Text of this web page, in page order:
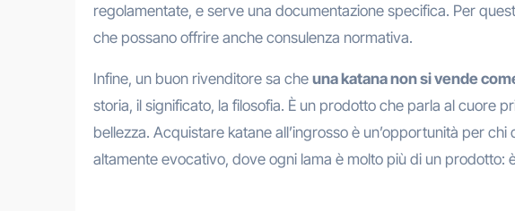
regolamentate, e serve una documentazione specifica. Per
che possano offrire anche consulenza normativa.
Infine, un buon rivenditore sa che una katana non si vende
storia, il significato, la filosofia. È un prodotto che parla al cuore
bellezza. Acquistare katane all’ingrosso è un’opportunità per
altamente evocativo, dove ogni lama è molto più di un prodotto: